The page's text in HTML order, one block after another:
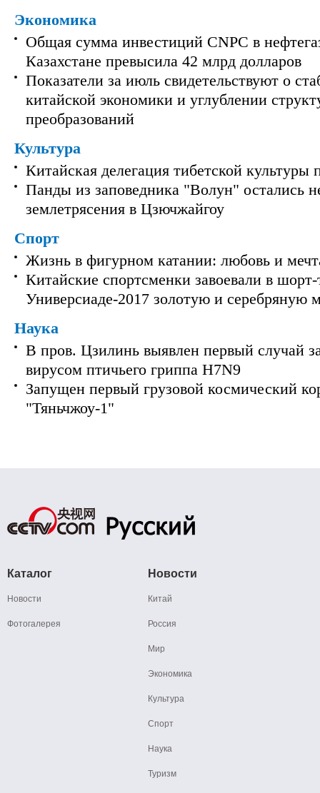
Экономика
Общая сумма инвестиций CNPC в
Казахстане превысила 42 млрд долларов
Показатели за июль свидетельствуют о
китайской экономики и углублении
преобразований
Культура
Китайская делегация тибетской культуры
Панды из заповедника "Волун" остались
землетрясения в Цзючжайгоу
Спорт
Жизнь в фигурном катании: любовь и
Китайские спортсменки завоевали в шорт-
Универсиаде-2017 золотую и серебряную
Наука
В пров. Цзилинь выявлен первый случай
вирусом птичьего гриппа H7N9
Запущен первый грузовой космический
"Тяньчжоу-1"
Каталог
Новости
Фотогалерея
Новости
Китай
Россия
Мир
Экономика
Культура
Спорт
Наука
Туризм